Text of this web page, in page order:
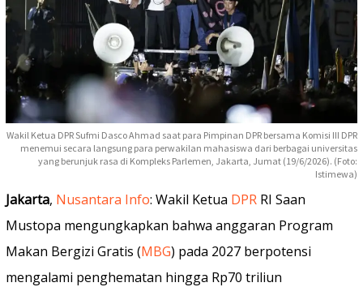
Wakil Ketua DPR Sufmi Dasco Ahmad saat para Pimpinan DPR bersama Komisi III DPR
menemui secara langsung para perwakilan mahasiswa dari berbagai universitas
yang berunjuk rasa di Kompleks Parlemen, Jakarta, Jumat (19/6/2026). (Foto:
Istimewa)
Jakarta, Nusantara Info: Wakil Ketua DPR RI Saan
Mustopa mengungkapkan bahwa anggaran Program
Makan Bergizi Gratis (MBG) pada 2027 berpotensi
mengalami penghematan hingga Rp70 triliun